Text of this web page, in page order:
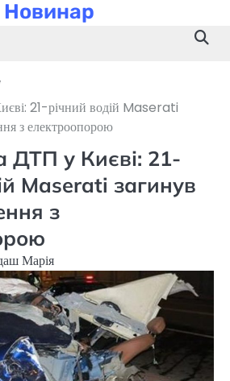
Новинар
21-річний водій Maserati
з електроопорою
ДТП у Києві: 21-
Maserati загинув
з
Марія